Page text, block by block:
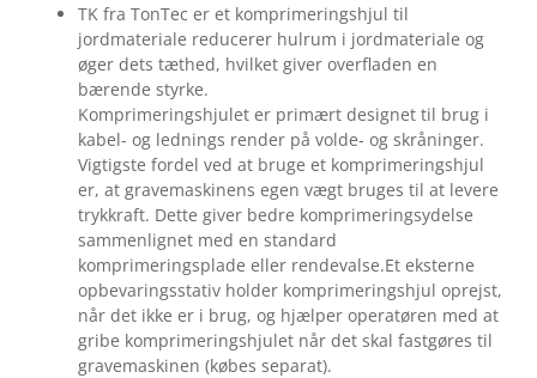
TK fra TonTec er et komprimeringshjul til
jordmateriale reducerer hulrum i jordmateriale og
øger dets tæthed, hvilket giver overfladen en
bærende styrke.
Komprimeringshjulet er primært designet til brug i
kabel- og lednings render på volde- og skråninger.
Vigtigste fordel ved at bruge et komprimeringshjul
er, at gravemaskinens egen vægt bruges til at levere
trykkraft. Dette giver bedre komprimeringsydelse
sammenlignet med en standard
komprimeringsplade eller rendevalse.Et eksterne
opbevaringsstativ holder komprimeringshjul oprejst,
når det ikke er i brug, og hjælper operatøren med at
gribe komprimeringshjulet når det skal fastgøres til
gravemaskinen (købes separat).